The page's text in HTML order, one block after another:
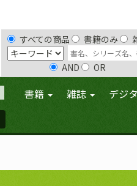
すべての商品 書籍のみ
AND OR
書籍 雑誌 デジ